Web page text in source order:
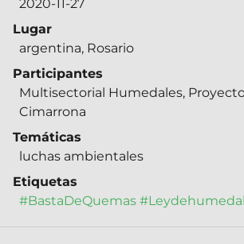
2020-11-27
Lugar
argentina, Rosario
Participantes
Multisectorial Humedales,
Cimarrona
Temáticas
luchas ambientales
Etiquetas
#BastaDeQuemas